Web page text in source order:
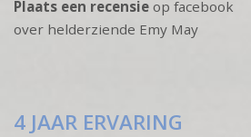
Plaats een recensie op facebook
over helderziende Emy May
4 JAAR ERVARING